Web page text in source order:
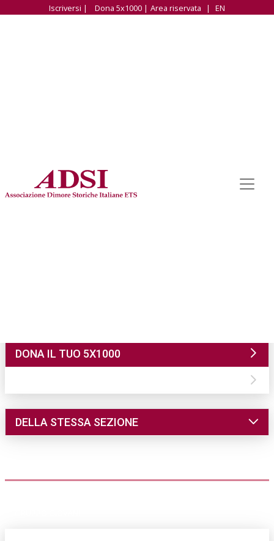
Iscriversi | Dona 5x1000 | Area riservata | EN
DONA IL TUO 5X1000
DELLA STESSA SEZIONE